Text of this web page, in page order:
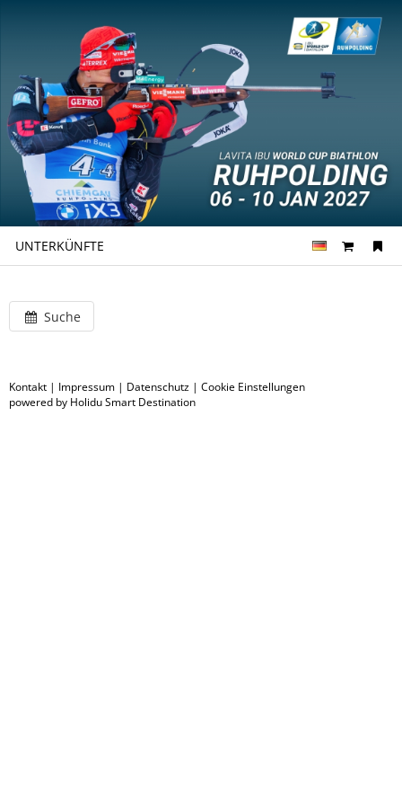
UNTERKÜNFTE
Suche
Kontakt | Impressum | Datenschutz | Cookie Einstellungen
powered by Holidu Smart Destination